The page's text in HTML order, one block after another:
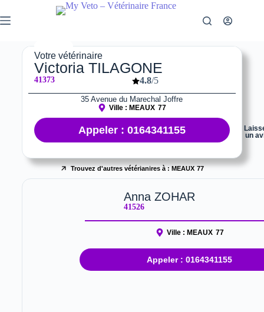
Votre vétérinaire
Victoria TILAGONE
41373 4.8/5
35 Avenue du Marechal Joffre
Ville : MEAUX 77
Appeler : 0164341155
un
Trouvez d'autres vétérianires à :MEAUX 77
Anna ZOHAR
41526
Ville : MEAUX 77
Appeler : 0164341155